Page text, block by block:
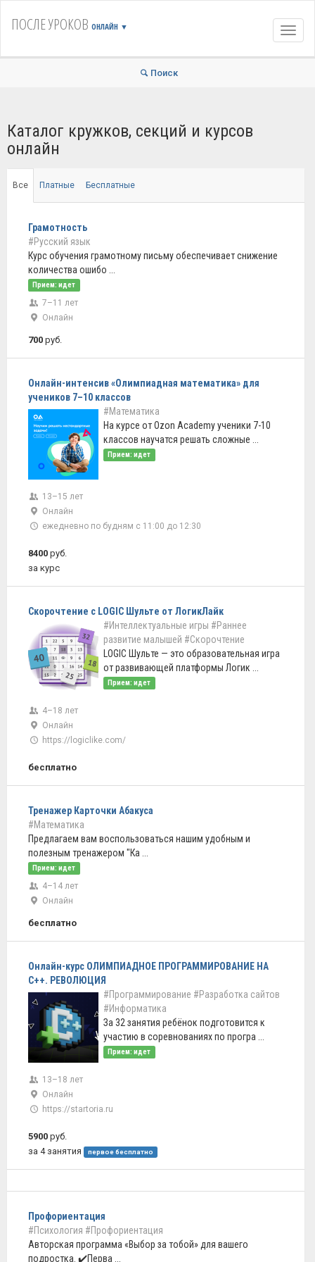
ПОСЛЕ УРОКОВ ОНЛАЙН ▼
Поиск
Каталог кружков, секций и курсов
онлайн
Все Платные Бесплатные
Грамотность
#Русский язык
Курс обучения грамотному письму обеспечивает снижение
количества ошибо ...
Прием: идет
7–11 лет
Онлайн
700 руб.
Онлайн-интенсив «Олимпиадная математика» для
учеников 7–10 классов
#Математика
На курсе от Ozon Academy ученики 7-10
классов научатся решать сложные ...
Прием: идет
13–15 лет
Онлайн
ежедневно по будням с 11:00 до 12:30
8400 руб.
за курс
Скорочтение с LOGIC Шульте от ЛогикЛайк
#Интеллектуальные игры #Раннее
развитие малышей #Скорочтение
LOGIC Шульте — это образовательная игра
от развивающей платформы Логик ...
Прием: идет
4–18 лет
Онлайн
https://logiclike.com/
бесплатно
Тренажер Карточки Абакуса
#Математика
Предлагаем вам воспользоваться нашим удобным и
полезным тренажером "Ка ...
Прием: идет
4–14 лет
Онлайн
бесплатно
Онлайн-курс ОЛИМПИАДНОЕ ПРОГРАММИРОВАНИЕ НА
C++. РЕВОЛЮЦИЯ
#Программирование #Разработка сайтов
#Информатика
За 32 занятия ребёнок подготовится к
участию в соревнованиях по програ ...
Прием: идет
13–18 лет
Онлайн
https://startoria.ru
5900 руб.
за 4 занятия
первое бесплатно
Профориентация
#Психология #Профориентация
Авторская программа «Выбор за тобой» для вашего
подростка. ✔️Перва ...